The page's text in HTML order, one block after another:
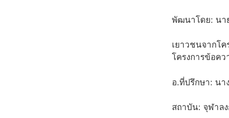
พัฒนาโดย: นา
เยาวชนจากโ
โครงการข้อค
อ.ที่ปรึกษา: นา
สถาบัน: จุฬาล